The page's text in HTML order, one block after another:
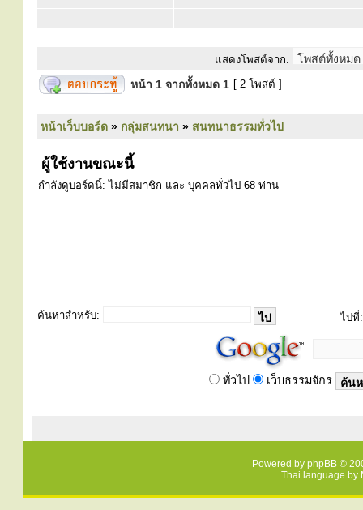
แสดงโพสต์จาก:
หน้า 1 จากทั้งหมด 1 [ 2 โพสต์ ]
หน้าเว็บบอร์ด » กลุ่มสนทนา » สนทนาธรรมทั่วไป
ผู้ใช้งานขณะนี้
กำลังดูบอร์ดนี้: ไม่มีสมาชิก และ บุคคลทั่วไป 68 ท่าน
ค้นหาสำหรับ: ไปที่:
ทั่วไป เว็บธรรมจักร
Powered by phpBB ©
Thai language by